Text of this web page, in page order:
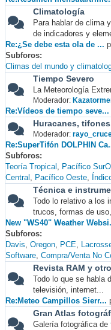
Climatología
Para hablar de clima
de indicadores y
Re:¿Se debe esta ola de ...
Subforos
Climas del mundo y
Tiempo Severo
La Meteorología
Moderador:
Re:Vídeos de tiempo seve...
Huracanes,
Moderador:
Re:SuperTifón DOLPHIN
Subforos
Teoría Tropical
Pacífico
Central
Pacífico Oeste
Técnica e
Todo lo relativo a los
trucos, formas de
New "WS40" Weather
Subforos
Davis Oregon PCE
Software Compra/Venta No
Revista RAM y
Todo lo que se habla
televisión, internet...
Re:Meteo Campillos Sierr...
Gran Atlas
Galería fotográfica de